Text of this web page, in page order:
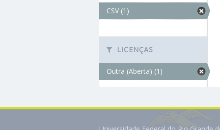
CSV (1)
LICENÇAS
Outra (Aberta) (1)